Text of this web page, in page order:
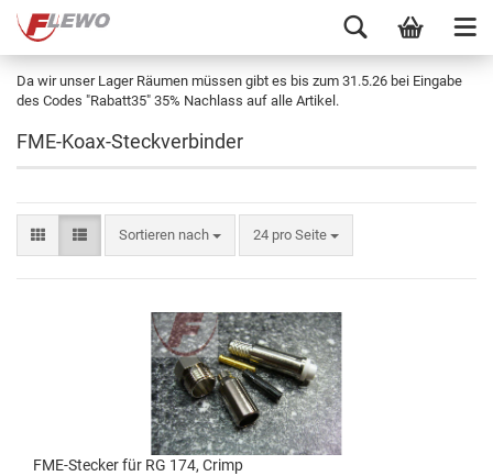
Da wir unser Lager Räumen müssen gibt es bis zum 31.5.26 bei Eingabe
des Codes "Rabatt35" 35% Nachlass auf alle Artikel.
FME-Koax-Steckverbinder
Sortieren nach 24 pro Seite
FME-Stecker für RG 174, Crimp